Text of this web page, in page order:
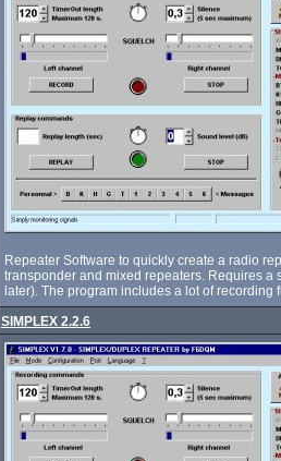
Repeater Software to quickly create a radio
transponder and mixed repeaters. Requires a
later). The program includes a lot of
SIMPLEX 2.2.6